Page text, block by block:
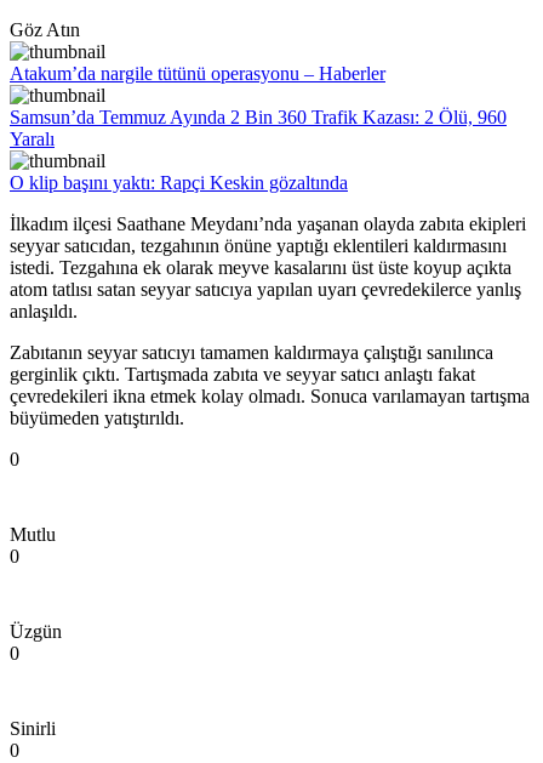
Göz Atın
Atakum’da nargile tütünü operasyonu – Haberler
Samsun’da Temmuz Ayında 2 Bin 360 Trafik Kazası: 2 Ölü, 960
Yaralı
O klip başını yaktı: Rapçi Keskin gözaltında
İlkadım ilçesi Saathane Meydanı’nda yaşanan olayda zabıta ekipleri
seyyar satıcıdan, tezgahının önüne yaptığı eklentileri kaldırmasını
istedi. Tezgahına ek olarak meyve kasalarını üst üste koyup açıkta
atom tatlısı satan seyyar satıcıya yapılan uyarı çevredekilerce yanlış
anlaşıldı.
Zabıtanın seyyar satıcıyı tamamen kaldırmaya çalıştığı sanılınca
gerginlik çıktı. Tartışmada zabıta ve seyyar satıcı anlaştı fakat
çevredekileri ikna etmek kolay olmadı. Sonuca varılamayan tartışma
büyümeden yatıştırıldı.
0
Mutlu
0
Üzgün
0
Sinirli
0